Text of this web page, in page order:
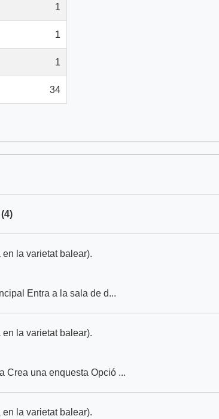
1
1
1
34
la varietat balear).
Entra a la sala de d...
la varietat balear).
Crea una enquesta Opció ...
la varietat balear).